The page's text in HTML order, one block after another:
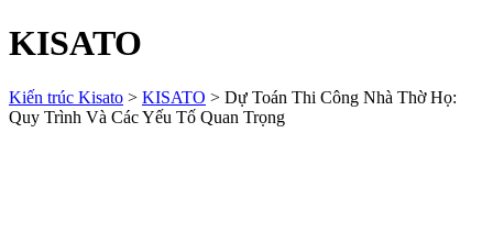
KISATO
Kiến trúc Kisato > KISATO > Dự Toán Thi Công Nhà Thờ Họ:
Quy Trình Và Các Yếu Tố Quan Trọng